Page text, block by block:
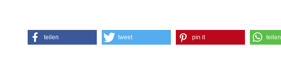
teilen tweet pin it teilen